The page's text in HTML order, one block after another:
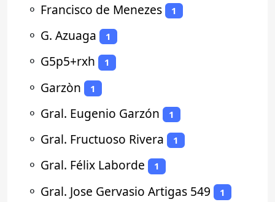
⚬ Francisco de Menezes 1
⚬ G. Azuaga 1
⚬ G5p5+rxh 1
⚬ Garzòn 1
⚬ Gral. Eugenio Garzón 1
⚬ Gral. Fructuoso Rivera 1
⚬ Gral. Félix Laborde 1
⚬ Gral. Jose Gervasio Artigas 549 1